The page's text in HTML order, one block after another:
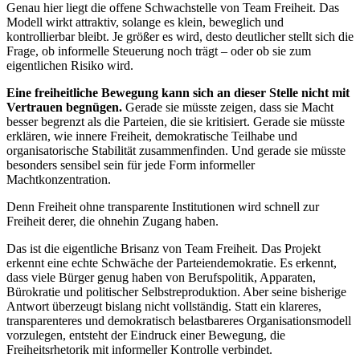
Genau hier liegt die offene Schwachstelle von Team Freiheit. Das
Modell wirkt attraktiv, solange es klein, beweglich und
kontrollierbar bleibt. Je größer es wird, desto deutlicher stellt sich die
Frage, ob informelle Steuerung noch trägt – oder ob sie zum
eigentlichen Risiko wird.
Eine freiheitliche Bewegung kann sich an dieser Stelle nicht mit
Vertrauen begnügen. Gerade sie müsste zeigen, dass sie Macht
besser begrenzt als die Parteien, die sie kritisiert. Gerade sie müsste
erklären, wie innere Freiheit, demokratische Teilhabe und
organisatorische Stabilität zusammenfinden. Und gerade sie müsste
besonders sensibel sein für jede Form informeller
Machtkonzentration.
Denn Freiheit ohne transparente Institutionen wird schnell zur
Freiheit derer, die ohnehin Zugang haben.
Das ist die eigentliche Brisanz von Team Freiheit. Das Projekt
erkennt eine echte Schwäche der Parteiendemokratie. Es erkennt,
dass viele Bürger genug haben von Berufspolitik, Apparaten,
Bürokratie und politischer Selbstreproduktion. Aber seine bisherige
Antwort überzeugt bislang nicht vollständig. Statt ein klareres,
transparenteres und demokratisch belastbareres Organisationsmodell
vorzulegen, entsteht der Eindruck einer Bewegung, die
Freiheitsrhetorik mit informeller Kontrolle verbindet.